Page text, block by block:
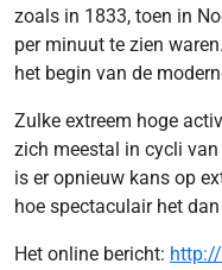
zoals in 1833, toen in
per minuut te zien
het begin van de
Zulke extreem hoge
zich meestal in cycli
is er opnieuw kans op
hoe spectaculair het
Het online bericht: